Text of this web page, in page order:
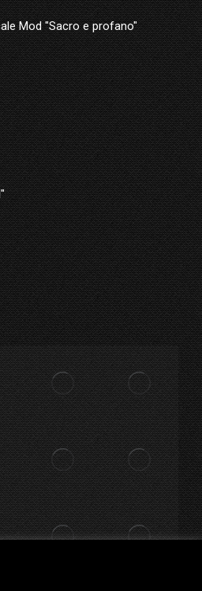
Mod "Sacro e profano"